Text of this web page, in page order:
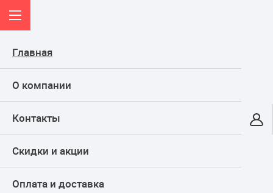
Главная
О компании
Контакты
Скидки и акции
Оплата и доставка
Онлайн-гипермаркет
КАТАЛОГ